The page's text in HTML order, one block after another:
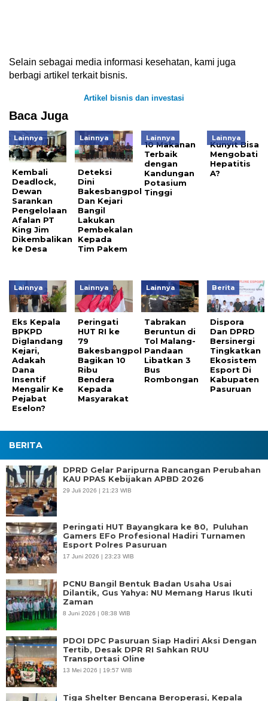
Selain sebagai media informasi kesehatan, kami juga
berbagi artikel terkait bisnis.
Artikel bisnis dan investasi
Baca Juga
Lainnya
Kembali
Deadlock,
Dewan
Sarankan
Pengelolaan
Afalan PT
King Jim
Dikembalikan
ke Desa
Lainnya
Deteksi
Dini
Bakesbangpol
Dan Kejari
Bangil
Lakukan
Pembekalan
Kepada
Tim Pakem
Lainnya
10 Makanan
Terbaik
dengan
Kandungan
Potasium
Tinggi
Lainnya
Kunyit Bisa
Mengobati
Hepatitis
A?
Lainnya
Eks Kepala
BPKPD
Diglandang
Kejari,
Adakah
Dana
Insentif
Mengalir Ke
Pejabat
Eselon?
Lainnya
Peringati
HUT RI ke
79
Bakesbangpol
Bagikan 10
Ribu
Bendera
Kepada
Masyarakat
Lainnya
Tabrakan
Beruntun di
Tol Malang-
Pandaan
Libatkan 3
Bus
Rombongan
Berita
Dispora
Dan DPRD
Bersinergi
Tingkatkan
Ekosistem
Esport Di
Kabupaten
Pasuruan
BERITA
DPRD Gelar Paripurna Rancangan Perubahan
KAU PPAS Kebijakan APBD 2026
29 Juli 2026 | 21:23 WIB
Peringati HUT Bayangkara ke 80, Puluhan
Gamers EFo Profesional Hadiri Turnamen
Esport Polres Pasuruan
17 Juni 2026 | 23:23 WIB
PCNU Bangil Bentuk Badan Usaha Usai
Dilantik, Gus Yahya: NU Memang Harus Ikuti
Zaman
8 Juni 2026 | 08:38 WIB
PDOI DPC Pasuruan Siap Hadiri Aksi Dengan
Tertib, Desak DPR RI Sahkan RUU
Transportasi Oline
13 Mei 2026 | 19:57 WIB
Tiga Shelter Bencana Beroperasi, Kepala